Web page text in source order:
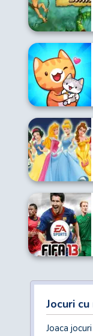
Jocuri
Joaca